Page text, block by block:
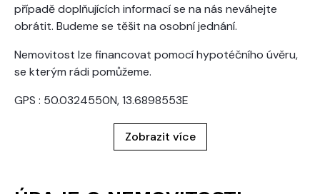
případě doplňujících informací se na nás neváhejte
obrátit. Budeme se těšit na osobní jednání.
Nemovitost lze financovat pomocí hypotéčního úvěru,
se kterým rádi pomůžeme.
GPS : 50.0324550N, 13.6898553E
Zobrazit více